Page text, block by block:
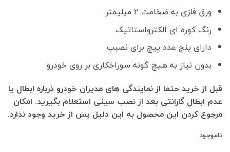
ورق فلزی به ضخامت 2 میلیمتر
رنگ کوره ای الکترواستاتیک
دارای پنج عدد پیچ برای نصبپ
بدون نیاز به هیچ گونه سوراخکاری بر روی خودرو
قبل از خرید حتما از نمایندگی های مدیران خودرو ذرباره ابطال یا
عدم ابطال گارانتی بعد از نصب سینی استعلام بگیرید. امکان
مرجوع کردن این محصول به این دلیل پس از خرید وجود ندارد.
ناموجود